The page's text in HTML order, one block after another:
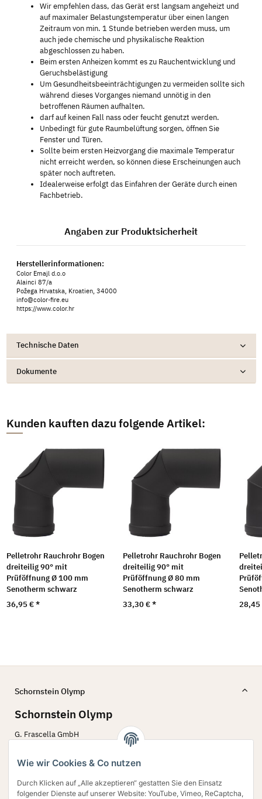
Wie wir Cookies & Co nutzen
Durch Klicken auf „Alle akzeptieren“ gestatten Sie den Einsatz
folgender Dienste auf unserer Website: YouTube, Vimeo, ReCaptcha,
Wir empfehlen dass, das Gerät erst langsam angeheizt und
auf maximaler Belastungstemperatur über einen langen
Zeitraum von min. 1 Stunde betrieben werden muss, um
auch jede chemische und physikalische Reaktion
abgeschlossen zu haben.
Beim ersten Anheizen kommt es zu Rauchentwicklung und
Geruchsbelästigung
Um Gesundheitsbeeinträchtigungen zu vermeiden sollte sich
während dieses Vorganges niemand unnötig in den
betroffenen Räumen aufhalten.
darf auf keinen Fall nass oder feucht genutzt werden.
Unbedingt für gute Raumbelüftung sorgen, öffnen Sie
Fenster und Türen.
Sollte beim ersten Heizvorgang die maximale Temperatur
nicht erreicht werden, so können diese Erscheinungen auch
später noch auftreten.
Idealerweise erfolgt das Einfahren der Geräte durch einen
Fachbetrieb.
Angaben zur Produktsicherheit
Herstellerinformationen:
Color Emajl d.o.o
Alainci 87/a
Požega Hrvatska, Kroatien, 34000
info@color-fire.eu
https://www.color.hr
Technische Daten
Dokumente
Kunden kauften dazu folgende Artikel:
Pelletrohr Rauchrohr Bogen
dreiteilig 90° mit
Prüföffnung Ø 100 mm
Senotherm schwarz
36,95 €*
Pelletrohr Rauchrohr Bogen
dreiteilig 90° mit
Prüföffnung Ø 80 mm
Senotherm schwarz
33,30 €*
Schornstein Olymp
Schornstein Olymp
G. Frascella GmbH
45770 Marl
Verkauf@schornstein-olymp.de